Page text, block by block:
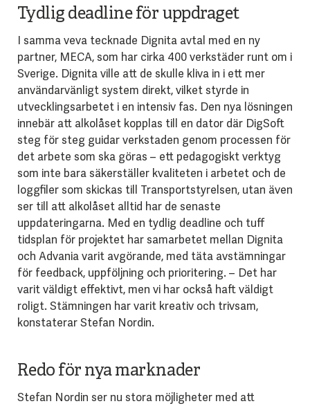
Tydlig deadline för uppdraget
I samma veva tecknade Dignita avtal med en ny
partner, MECA, som har cirka 400 verkstäder runt om i
Sverige. Dignita ville att de skulle kliva in i ett mer
användarvänligt system direkt, vilket styrde in
utvecklingsarbetet i en intensiv fas. Den nya lösningen
innebär att alkolåset kopplas till en dator där DigSoft
steg för steg guidar verkstaden genom processen för
det arbete som ska göras – ett pedagogiskt verktyg
som inte bara säkerställer kvaliteten i arbetet och de
loggfiler som skickas till Transportstyrelsen, utan även
ser till att alkolåset alltid har de senaste
uppdateringarna. Med en tydlig deadline och tuff
tidsplan för projektet har samarbetet mellan Dignita
och Advania varit avgörande, med täta avstämningar
för feedback, uppföljning och prioritering. – Det har
varit väldigt effektivt, men vi har också haft väldigt
roligt. Stämningen har varit kreativ och trivsam,
konstaterar Stefan Nordin.
Redo för nya marknader
Stefan Nordin ser nu stora möjligheter med att